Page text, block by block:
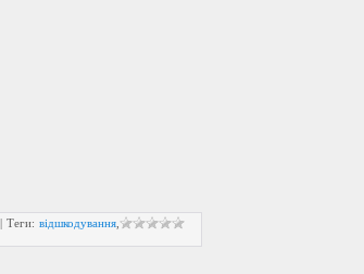
| Теги: відшкодування